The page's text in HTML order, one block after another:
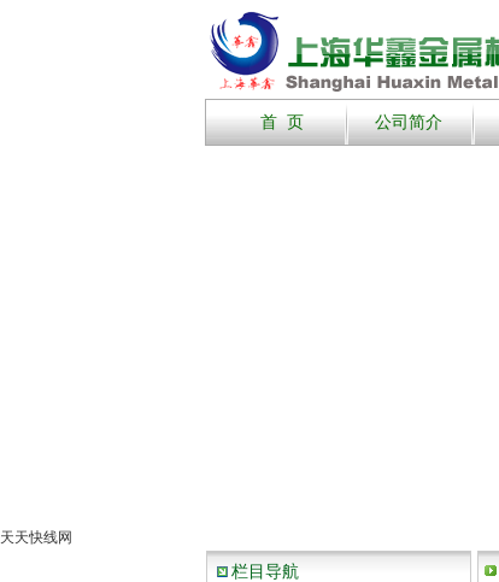
首 页 公司简介
天天快线网
栏目导航